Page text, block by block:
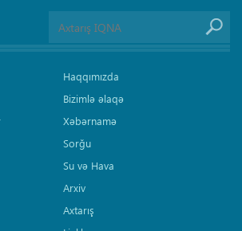
Haqqımızda
Bizimlə əlaqə
Xəbərnamə
Sorğu
Su və Hava
Arxiv
Axtarış